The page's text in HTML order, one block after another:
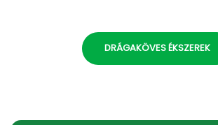
DRÁGAKÖVES ÉKSZEREK